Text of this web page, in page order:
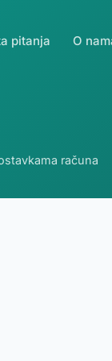
pitanja O
računa